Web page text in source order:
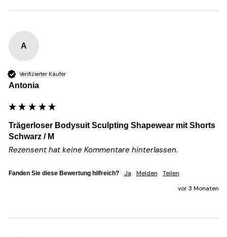
A
Verifizierter Käufer
Antonia
Trägerloser Bodysuit Sculpting Shapewear mit Shorts
Schwarz / M
Rezensent hat keine Kommentare hinterlassen.
Fanden Sie diese Bewertung hilfreich? Ja Melden
Teilen
vor 3 Monaten